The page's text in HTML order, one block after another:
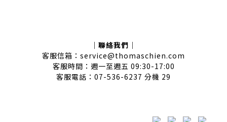
｜聯絡我們｜
客服信箱：service@thomaschien.com
客服時間：週一至週五 09:30-17:00
客服電話：07-536-6237 分機 29